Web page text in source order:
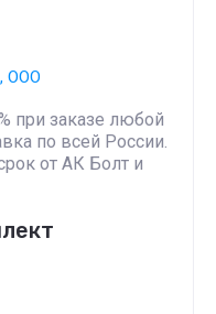
ООО
при заказе любой
по всей России.
от АК Болт и